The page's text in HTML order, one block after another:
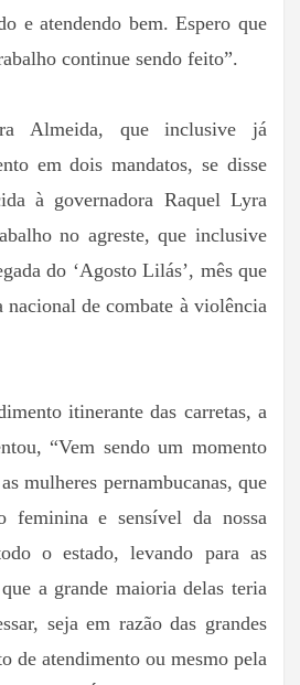
e atendendo bem. Espero que
continue sendo feito”.
Almeida, que inclusive já
em dois mandatos, se disse
à governadora Raquel Lyra
no agreste, que inclusive
do ‘Agosto Lilás’, mês que
nacional de combate à violência
itinerante das carretas, a
“Vem sendo um momento
mulheres pernambucanas, que
feminina e sensível da nossa
o estado, levando para as
a grande maioria delas teria
seja em razão das grandes
de atendimento ou mesmo pela